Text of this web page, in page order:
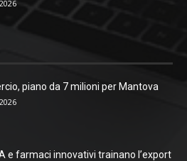
piano da 7 milioni per Mantova
e farmaci innovativi trainano l’export